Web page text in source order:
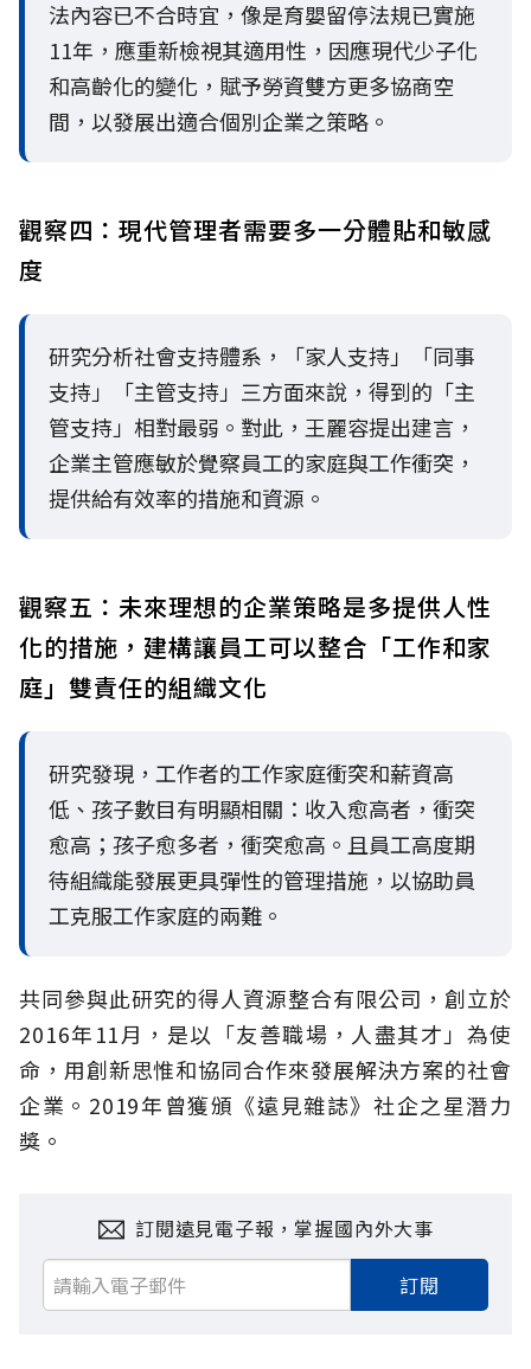
法內容已不合時宜，像是育嬰留停法規已實施
11年，應重新檢視其適用性，因應現代少子化
和高齡化的變化，賦予勞資雙方更多協商空
間，以發展出適合個別企業之策略。
觀察四：現代管理者需要多一分體貼和敏感
度
研究分析社會支持體系，「家人支持」「同事
支持」「主管支持」三方面來說，得到的「主
管支持」相對最弱。對此，王麗容提出建言，
企業主管應敏於覺察員工的家庭與工作衝突，
提供給有效率的措施和資源。
觀察五：未來理想的企業策略是多提供人性
化的措施，建構讓員工可以整合「工作和家
庭」雙責任的組織文化
研究發現，工作者的工作家庭衝突和薪資高
低、孩子數目有明顯相關：收入愈高者，衝突
愈高；孩子愈多者，衝突愈高。且員工高度期
待組織能發展更具彈性的管理措施，以協助員
工克服工作家庭的兩難。
共同參與此研究的得人資源整合有限公司，創立於
2016年11月，是以「友善職場，人盡其才」為使
命，用創新思惟和協同合作來發展解決方案的社會
企業。2019年曾獲頒《遠見雜誌》社企之星潛力
獎。
訂閱遠見電子報，掌握國內外大事
訂閱